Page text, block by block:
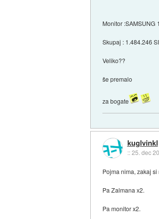
Monitor :SAMSUNG
Skupaj : 1.484.246
Veliko??
še premalo
za bogate
kuglvinkl
::25. dec
Pojma nima, zakaj
Pa Zalmana x2.
Pa monitor x2.